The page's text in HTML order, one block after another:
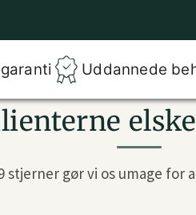
Uddannede
stjerner gør vi os umage for